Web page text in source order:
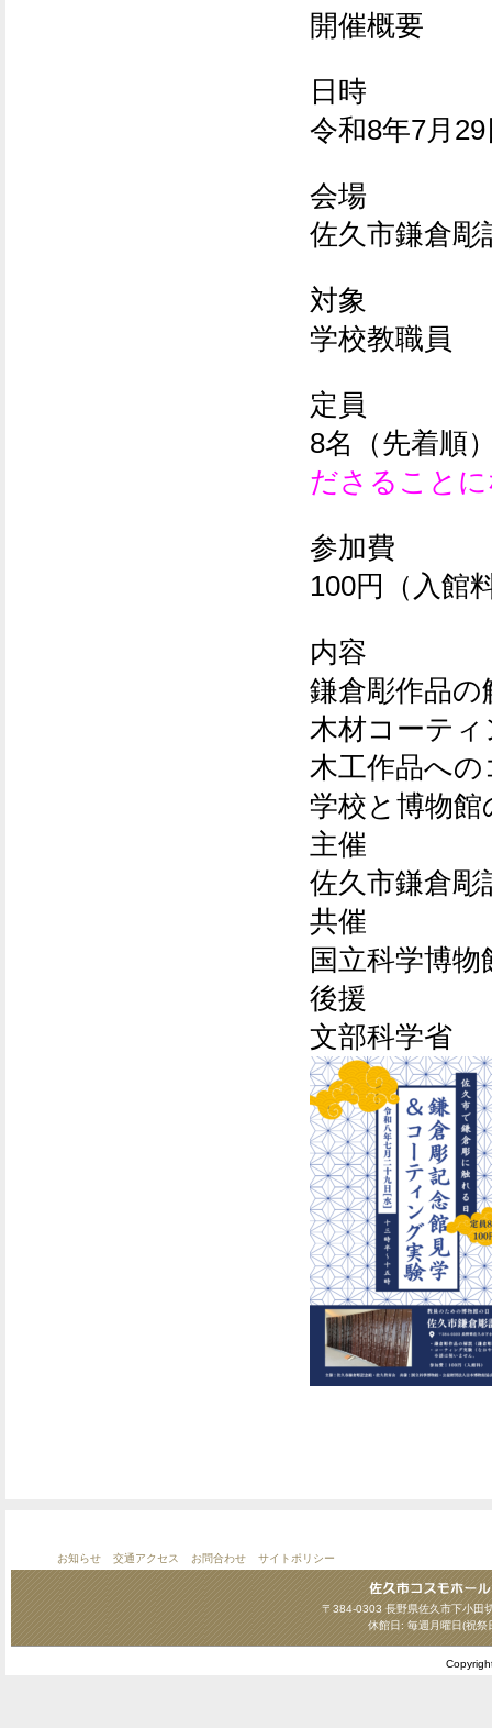
開催概要
日時
令和8年7月
会場
佐久市鎌倉彫
対象
学校教職員
定員
8名（先着順
ださること
参加費
100円（入館
内容
鎌倉彫作品の
木材コーテ
木工作品へ
学校と博物
主催
佐久市鎌倉彫
共催
国立科学博
後援
文部科学省
お知らせ 交通アクセス お問合わせ サイトポリシー
〒384-0303 長野県佐久市下小
休館日: 毎週月曜日(祝